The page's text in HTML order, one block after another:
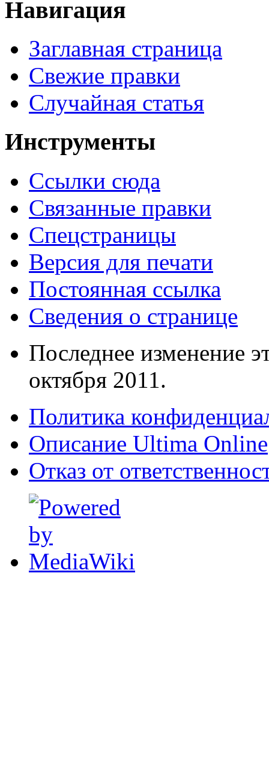
Навигация
Заглавная страница
Свежие правки
Случайная статья
Инструменты
Ссылки сюда
Связанные правки
Спецстраницы
Версия для печати
Постоянная ссылка
Сведения о странице
Последнее изменение
октября 2011.
Политика
Описание Ultima Online
Отказ от